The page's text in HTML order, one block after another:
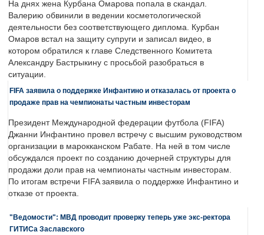
На днях жена Курбана Омарова попала в скандал.
Валерию обвинили в ведении косметологической
деятельности без соответствующего диплома. Курбан
Омаров встал на защиту супруги и записал видео, в
котором обратился к главе Следственного Комитета
Александру Бастрыкину с просьбой разобраться в
ситуации.
FIFA заявила о поддержке Инфантино и отказалась от проекта о
продаже прав на чемпионаты частным инвесторам
Президент Международной федерации футбола (FIFA)
Джанни Инфантино провел встречу с высшим руководством
организации в марокканском Рабате. На ней в том числе
обсуждался проект по созданию дочерней структуры для
продажи доли прав на чемпионаты частным инвесторам.
По итогам встречи FIFA заявила о поддержке Инфантино и
отказе от проекта.
"Ведомости": МВД проводит проверку теперь уже экс-ректора
ГИТИСа Заславского